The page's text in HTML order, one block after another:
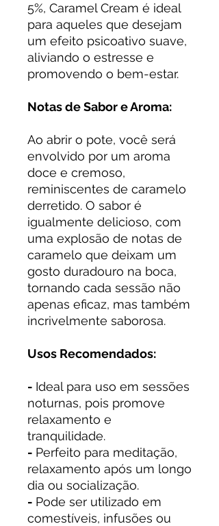
5%, Caramel Cream é ideal
para aqueles que desejam
um efeito psicoativo suave,
aliviando o estresse e
promovendo o bem-estar.
Notas de Sabor e Aroma:
Ao abrir o pote, você será
envolvido por um aroma
doce e cremoso,
reminiscentes de caramelo
derretido. O sabor é
igualmente delicioso, com
uma explosão de notas de
caramelo que deixam um
gosto duradouro na boca,
tornando cada sessão não
apenas eficaz, mas também
incrivelmente saborosa.
Usos Recomendados:
- Ideal para uso em sessões
noturnas, pois promove
relaxamento e
tranquilidade.
- Perfeito para meditação,
relaxamento após um longo
dia ou socialização.
- Pode ser utilizado em
comestíveis, infusões ou